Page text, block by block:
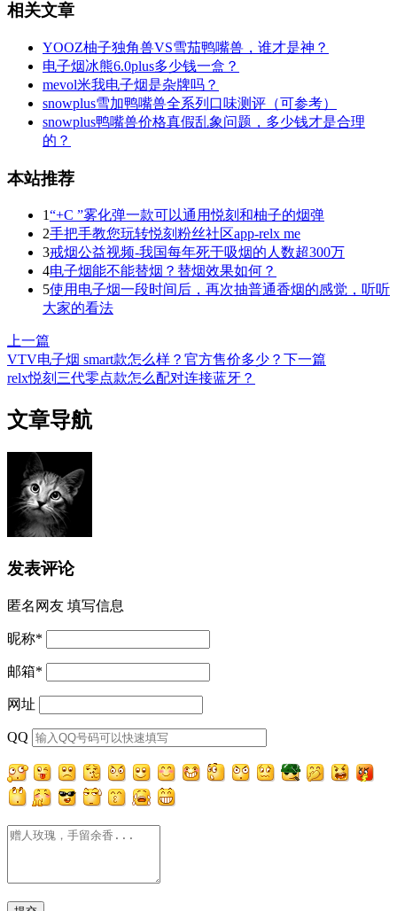
相关文章
YOOZ柚子独角兽VS雪茄鸭嘴兽，谁才是神？
电子烟冰熊6.0plus多少钱一盒？
mevol米我电子烟是杂牌吗？
snowplus雪加鸭嘴兽全系列口味测评（可参考）
snowplus鸭嘴兽价格真假乱象问题，多少钱才是合理
的？
本站推荐
1“+C ”雾化弹一款可以通用悦刻和柚子的烟弹
2手把手教您玩转悦刻粉丝社区app-relx me
3戒烟公益视频-我国每年死于吸烟的人数超300万
4电子烟能不能替烟？替烟效果如何？
5使用电子烟一段时间后，再次抽普通香烟的感觉，听听
大家的看法
上一篇
VTV电子烟 smart款怎么样？官方售价多少？ 下一篇
relx悦刻三代零点款怎么配对连接蓝牙？
文章导航
发表评论
匿名网友 填写信息
昵称*
邮箱*
网址
QQ